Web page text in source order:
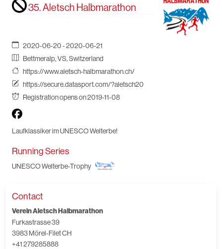
35. Aletsch Halbmarathon
2020-06-20 - 2020-06-21
Bettmeralp, VS, Switzerland
https://www.aletsch-halbmarathon.ch/
https://secure.datasport.com/?aletsch20
Registration opens on 2019-11-08
Laufklassiker im UNESCO Welterbe!
Running Series
UNESCO Welterbe-Trophy
Contact
Verein Aletsch Halbmarathon
Furkastrasse 39
3983 Mörel-Filet CH
+41 279285888